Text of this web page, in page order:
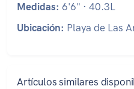
Medidas: 6'6" · 40.3L
Ubicación: Playa de Las
Artículos similares